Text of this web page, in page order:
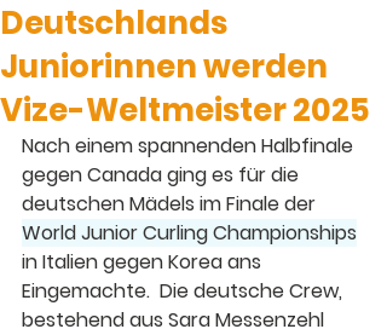
Deutschlands
Juniorinnen werden
Vize-Weltmeister 2025
Nach einem spannenden Halbfinale
gegen Canada ging es für die
deutschen Mädels im Finale der
World Junior Curling Championships
in Italien gegen Korea ans
Eingemachte.  Die deutsche Crew,
bestehend aus Sara Messenzehl